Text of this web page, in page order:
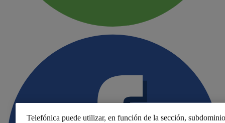
Telefónica puede utilizar, en función de la sección,